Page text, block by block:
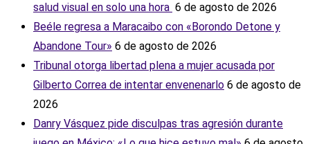
salud visual en solo una hora ‎ 6 de agosto de 2026
Beéle regresa a Maracaibo con «Borondo Detone y
Abandone Tour» 6 de agosto de 2026
Tribunal otorga libertad plena a mujer acusada por
Gilberto Correa de intentar envenenarlo 6 de agosto de
2026
Danry Vásquez pide disculpas tras agresión durante